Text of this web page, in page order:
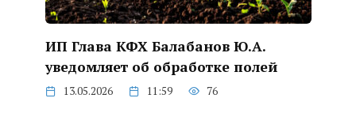
ИП Глава КФХ Балабанов Ю.А.
уведомляет об обработке полей
13.05.2026 11:59 76